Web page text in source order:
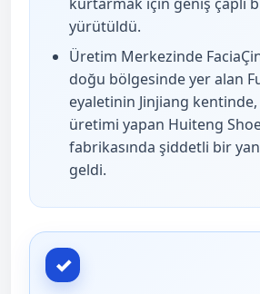
yürütüldü.
Üretim Merkezinde
doğu bölgesinde yer alan
eyaletinin Jinjiang kentinde,
üretimi yapan Huiteng
fabrikasında şiddetli bir
geldi.
✓